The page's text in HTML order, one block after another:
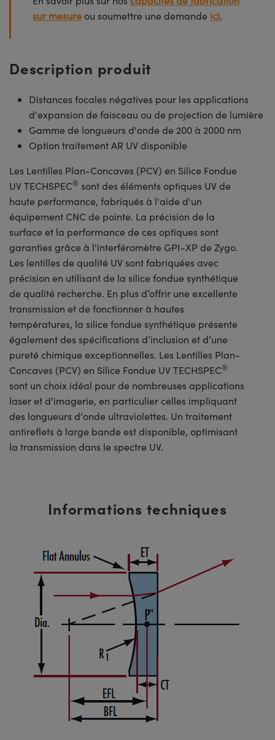
sur mesure ou soumettre une demande ici.
Description produit
Distances focales négatives pour les applications
d'expansion de faisceau ou de projection de lumière
Gamme de longueurs d'onde de 200 à 2000 nm
Option traitement AR UV disponible
Les Lentilles Plan-Concaves (PCV) en Silice Fondue
UV TECHSPEC® sont des éléments optiques UV de
haute performance, fabriqués à l'aide d'un
équipement CNC de pointe. La précision de la
surface et la performance de ces optiques sont
garanties grâce à l'interféromètre GPI-XP de Zygo.
Les lentilles de qualité UV sont fabriquées avec
précision en utilisant de la silice fondue synthétique
de qualité recherche. En plus d’offrir une excellente
transmission et de fonctionner à hautes
températures, la silice fondue synthétique présente
également des spécifications d’inclusion et d’une
pureté chimique exceptionnelles. Les Lentilles Plan-
Concaves (PCV) en Silice Fondue UV TECHSPEC®
sont un choix idéal pour de nombreuses applications
laser et d'imagerie, en particulier celles impliquant
des longueurs d'onde ultraviolettes. Un traitement
antireflets à large bande est disponible, optimisant
la transmission dans le spectre UV.
Informations techniques